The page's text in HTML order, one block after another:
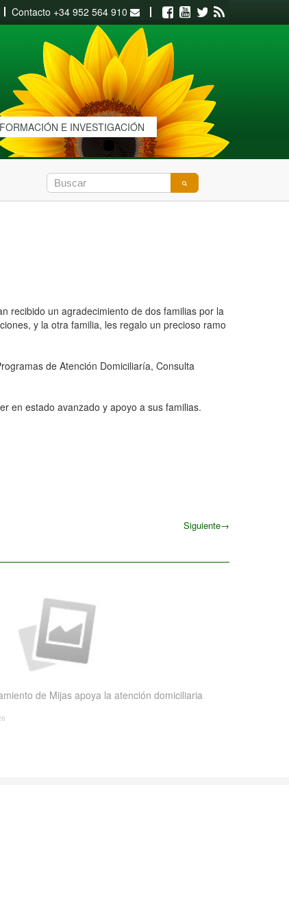
Contacto +34 952 564 910 Facebook
Youtube
Twitter
FORMACIÓN E INVESTIGACIÓN
recibido un agradecimiento de dos familias por la
y la otra familia, les regalo un precioso ramo
de Atención Domiciliaría, Consulta
en estado avanzado y apoyo a sus familias.
Siguiente→
de Mijas apoya la atención domiciliaria